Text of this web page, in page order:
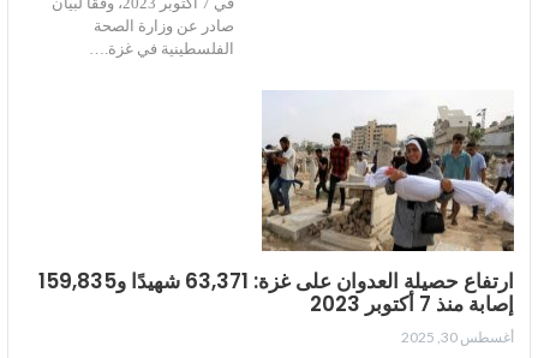
صادر عن وزارة الصحة
الفلسطينية في غزة.…
ارتفاع حصيلة العدوان على غزة: 63,371 شهيدًا و159,835
إصابة منذ 7 أكتوبر 2023
أغسطس 30, 2025